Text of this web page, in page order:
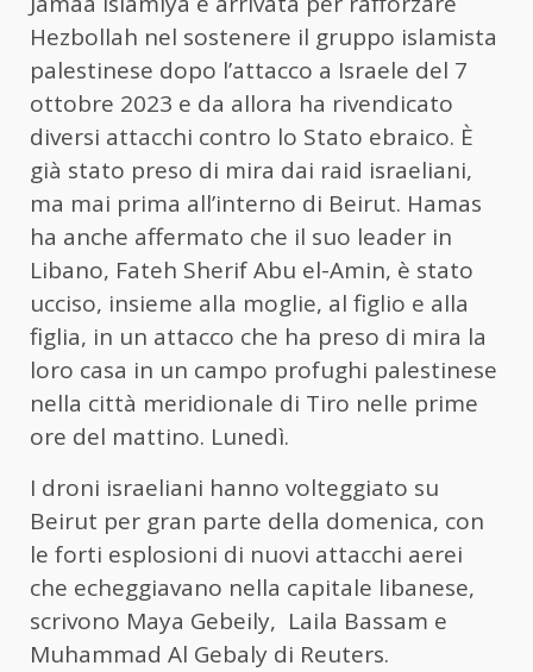
Hezbollah nel sostenere il gruppo islamista
palestinese dopo l’attacco a Israele del 7
ottobre 2023 e da allora ha rivendicato
diversi attacchi contro lo Stato ebraico. È
già stato preso di mira dai raid israeliani,
ma mai prima all’interno di Beirut. Hamas
ha anche affermato che il suo leader in
Libano, Fateh Sherif Abu el-Amin, è stato
ucciso, insieme alla moglie, al figlio e alla
figlia, in un attacco che ha preso di mira la
loro casa in un campo profughi palestinese
nella città meridionale di Tiro nelle prime
ore del mattino. Lunedì.
I droni israeliani hanno volteggiato su
Beirut per gran parte della domenica, con
le forti esplosioni di nuovi attacchi aerei
che echeggiavano nella capitale libanese,
scrivono Maya Gebeily, Laila Bassam e
Muhammad Al Gebaly di Reuters.